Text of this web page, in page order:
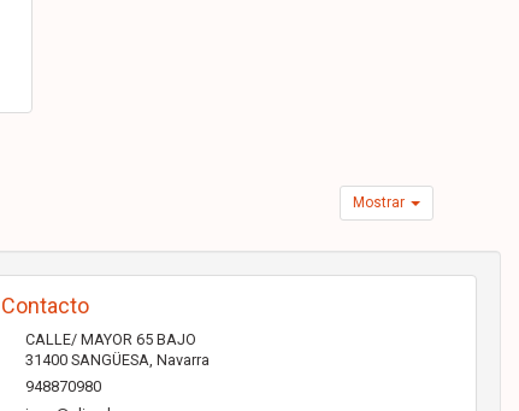
Mostrar
Contacto
CALLE/ MAYOR 65 BAJO
31400 SANGÜESA, Navarra
948870980